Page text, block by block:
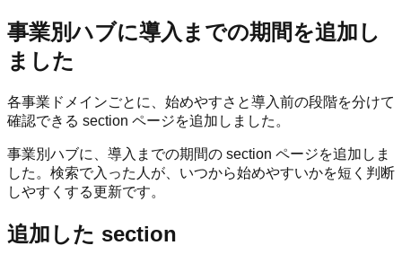
事業別ハブに導入までの期間を追加し
ました
各事業ドメインごとに、始めやすさと導入前の段階を分けて
確認できる section ページを追加しました。
事業別ハブに、導入までの期間の section ページを追加しま
した。検索で入った人が、いつから始めやすいかを短く判断
しやすくする更新です。
追加した section